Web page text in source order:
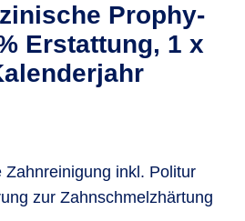
Prophy­
Erstattung, 1 x
Zahn­reinigung inkl. Politur
zur Zahn­schmelz­härtung